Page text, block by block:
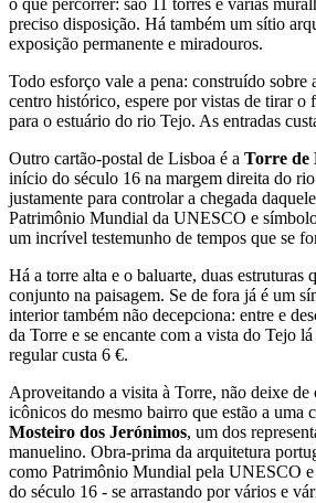
o que percorrer: são 11 torres e várias
preciso disposição. Há também um sítio
exposição permanente e miradouros.
Todo esforço vale a pena: construído sobre
centro histórico, espere por vistas de tirar o
para o estuário do rio Tejo. As entradas
Outro cartão-postal de Lisboa é a Torre de
início do século 16 na margem direita do
justamente para controlar a chegada
Patrimônio Mundial da UNESCO e
um incrível testemunho de tempos que se
Há a torre alta e o baluarte, duas estruturas
conjunto na paisagem. Se de fora já é um
interior também não decepciona: entre e
da Torre e se encante com a vista do Tejo
regular custa 6 €.
Aproveitando a visita à Torre, não deixe de
icônicos do mesmo bairro que estão a uma
Mosteiro dos Jerónimos, um dos
manuelino. Obra-prima da arquitetura
como Patrimônio Mundial pela UNESCO
do século 16 - se arrastando por vários e